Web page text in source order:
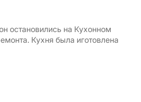
остановились на Кухонном
Кухня была иготовлена